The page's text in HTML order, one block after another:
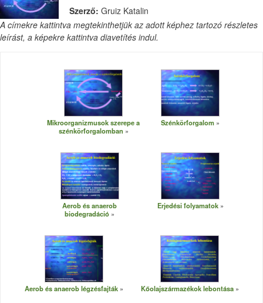
Szerző: Gruiz Katalin
A címekre kattintva megtekinthetjük az adott képhez tartozó részletes
leírást, a képekre kattintva diavetítés indul.
Mikroorganizmusok szerepe a
szénkörforgalomban
Szénkörforgalom
Aerob és anaerob
biodegradáció
Erjedési folyamatok
Aerob és anaerob légzésfajták Kőolajszármazékok lebontása